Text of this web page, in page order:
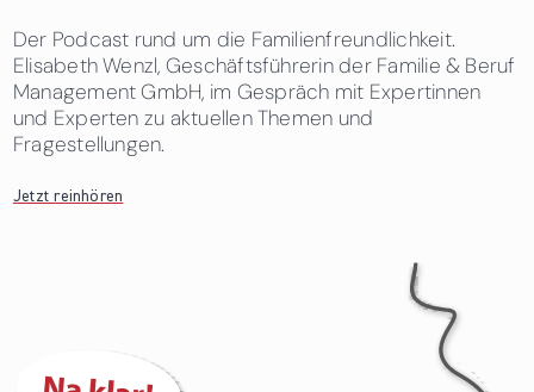
Der Podcast rund um die Familienfreundlichkeit.
Elisabeth Wenzl, Geschäftsführerin der Familie & Beruf
Management GmbH, im Gespräch mit Expertinnen
und Experten zu aktuellen Themen und
Fragestellungen.
Jetzt reinhören